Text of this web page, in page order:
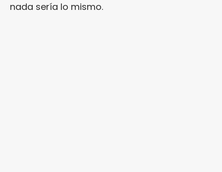
nada sería lo mismo.